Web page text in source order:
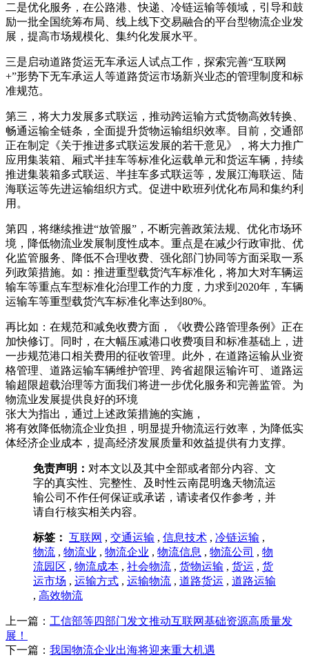
二是优化服务，在公路港、快递、冷链运输等领域，引导和鼓
励一批全国统筹布局、线上线下交易融合的平台型物流企业发
展，提高市场规模化、集约化发展水平。
三是启动道路货运无车承运人试点工作，探索完善“互联网
+”形势下无车承运人等道路货运市场新兴业态的管理制度和标
准规范。
第三，将大力发展多式联运，推动跨运输方式货物高效转换、
畅通运输全链条，全面提升货物运输组织效率。目前，交通部
正在制定《关于推进多式联运发展的若干意见》，将大力推广
应用集装箱、厢式半挂车等标准化运载单元和货运车辆，持续
推进集装箱多式联运、半挂车多式联运等，发展江海联运、陆
海联运等先进运输组织方式。促进中欧班列优化布局和集约利
用。
第四，将继续推进“放管服”，不断完善政策法规、优化市场环
境，降低物流业发展制度性成本。重点是在减少行政审批、优
化监管服务、降低不合理收费、强化部门协同等方面采取一系
列政策措施。如：推进重型载货汽车标准化，将加大对车辆运
输车等重点车型标准化治理工作的力度，力求到2020年，车辆
运输车等重型载货汽车标准化率达到80%。
再比如：在规范和减免收费方面，《收费公路管理条例》正在
加快修订。同时，在大幅压减港口收费项目和标准基础上，进
一步规范港口相关费用的征收管理。此外，在道路运输从业资
格管理、道路运输车辆维护管理、跨省超限运输许可、道路运
输超限超载治理等方面我们将进一步优化服务和完善监管。为
物流业发展提供良好的环境
张大为指出，通过上述政策措施的实施，
将有效降低物流企业负担，明显提升物流运行效率，为降低实
体经济企业成本，提高经济发展质量和效益提供有力支撑。
免责声明： 对本文以及其中全部或者部分内容、文
字的真实性、完整性、及时性云南昆明逸天物流运
输公司不作任何保证或承诺，请读者仅作参考，并
请自行核实相关内容。
标签： 互联网 , 交通运输 , 信息技术 , 冷链运输 ,
物流 , 物流业 , 物流企业 , 物流信息 , 物流公司 , 物
流园区 , 物流成本 , 社会物流 , 货物运输 , 货运 , 货
运市场 , 运输方式 , 运输物流 , 道路货运 , 道路运输
, 高效物流
上一篇： 工信部等四部门发文推动互联网基础资源高质量发
展！
下一篇： 我国物流企业出海将迎来重大机遇